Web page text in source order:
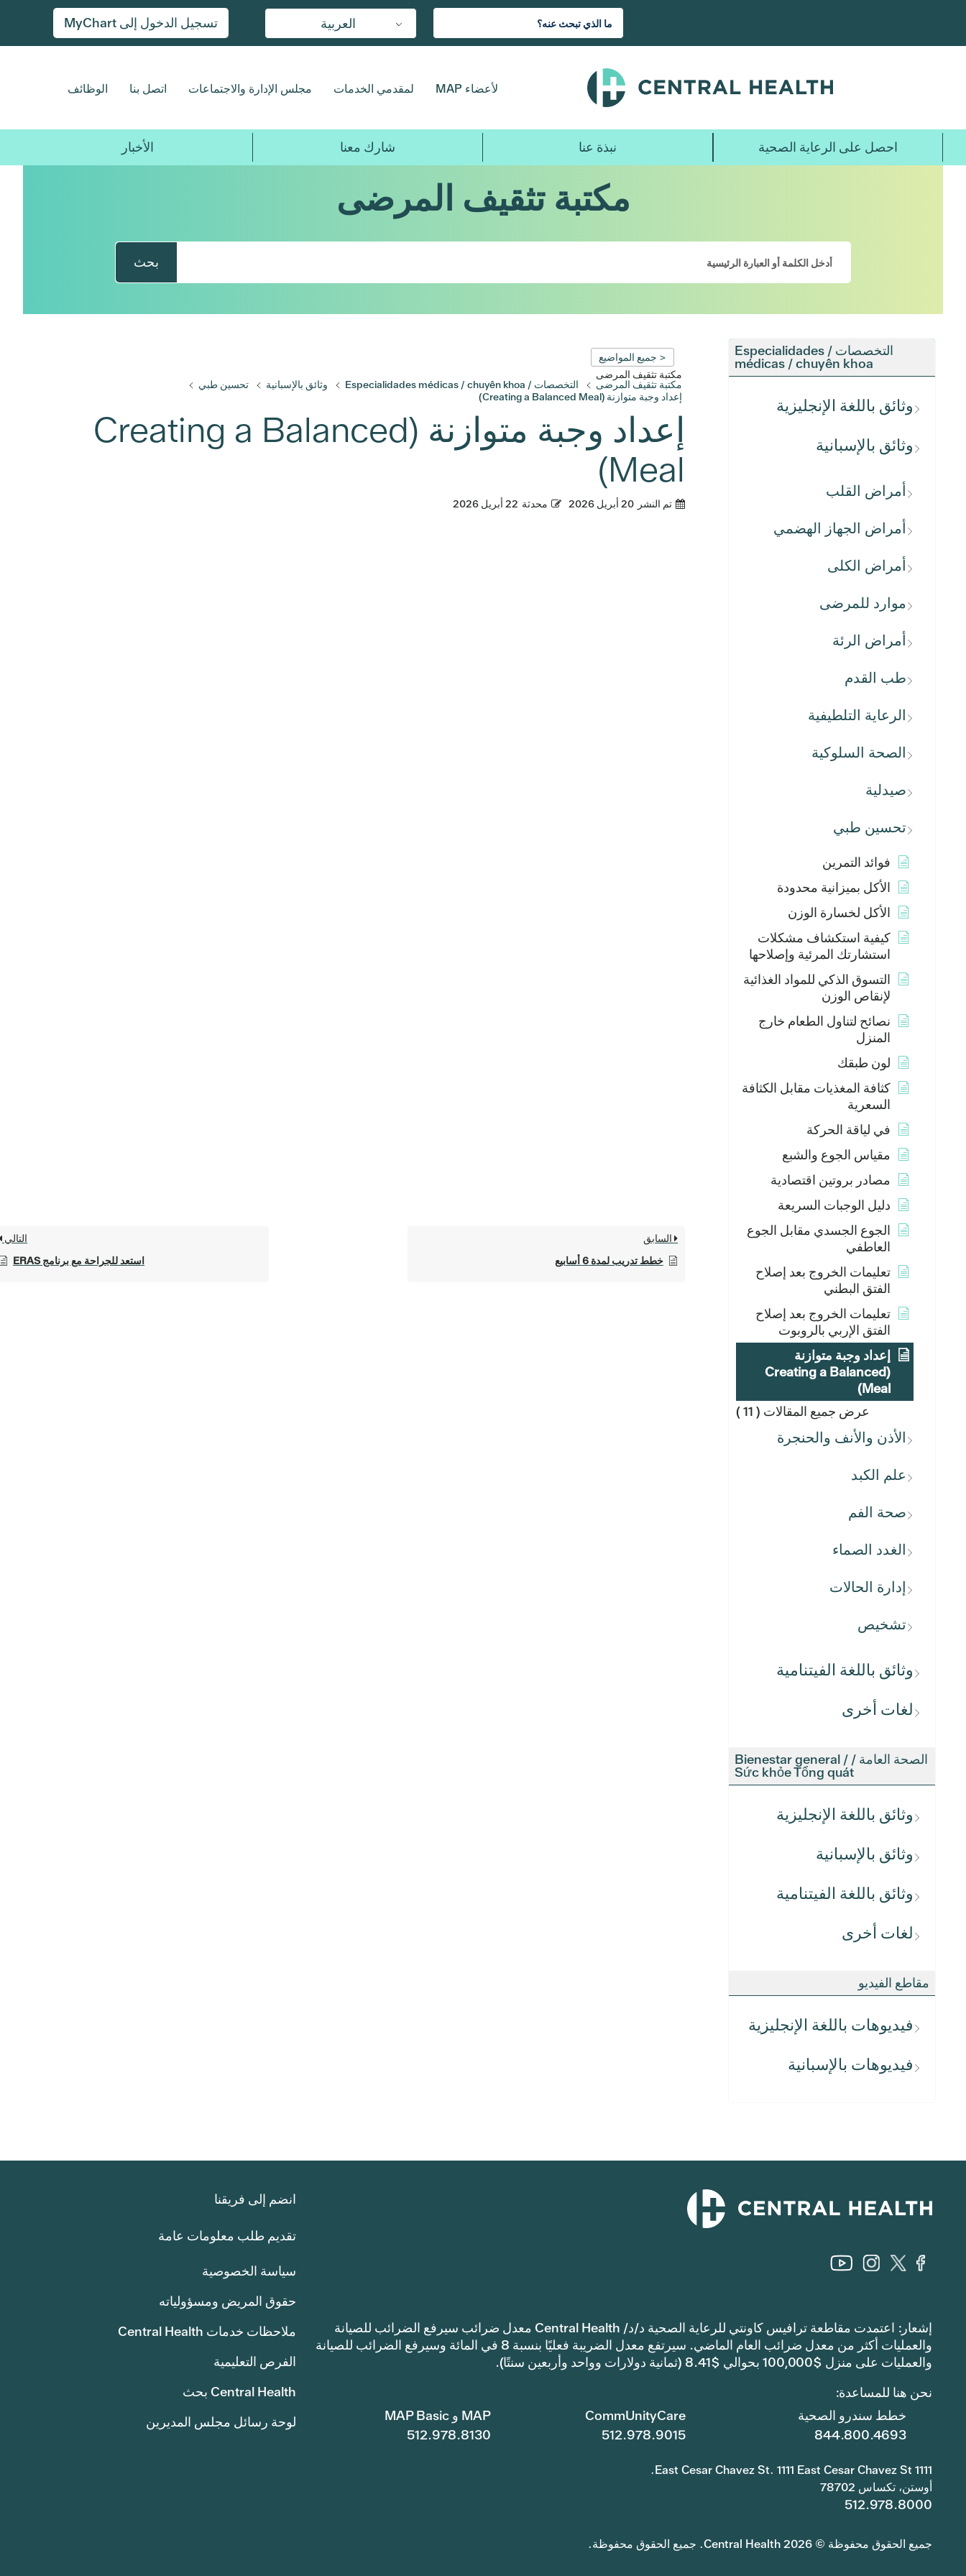
المحتوى
العربية تسجيل الدخول إلى MyChart
لأعضاء MAP لمقدمي الخدمات مجلس الإدارة والاجتماعات اتصل بنا الوظائف
احصل على الرعاية الصحية نبذة عنا شارك معنا الأخبار
مكتبة تثقيف المرضى
بحث
التخصصات / Especialidades
médicas / chuyên khoa
وثائق باللغة الإنجليزية
وثائق بالإسبانية
أمراض القلب
أمراض الجهاز الهضمي
أمراض الكلى
موارد للمرضى
أمراض الرئة
طب القدم
الرعاية التلطيفية
الصحة السلوكية
صيدلية
تحسين طبي
فوائد التمرين
الأكل بميزانية محدودة
الأكل لخسارة الوزن
كيفية استكشاف مشكلات
استشارتك المرئية وإصلاحها
التسوق الذكي للمواد الغذائية
لإنقاص الوزن
نصائح لتناول الطعام خارج
المنزل
لون طبقك
كثافة المغذيات مقابل الكثافة
السعرية
في لياقة الحركة
مقياس الجوع والشبع
مصادر بروتين اقتصادية
دليل الوجبات السريعة
الجوع الجسدي مقابل الجوع
العاطفي
تعليمات الخروج بعد إصلاح
الفتق البطني
تعليمات الخروج بعد إصلاح
الفتق الإربي بالروبوت
إعداد وجبة متوازنة
(Creating a Balanced
Meal)
عرض جميع المقالات ( 11 )
الأذن والأنف والحنجرة
علم الكبد
صحة الفم
الغدد الصماء
إدارة الحالات
تشخيص
وثائق باللغة الفيتنامية
لغات أخرى
الصحة العامة / Bienestar general /
Sức khỏe Tổng quát
وثائق باللغة الإنجليزية
وثائق بالإسبانية
وثائق باللغة الفيتنامية
لغات أخرى
مقاطع الفيديو
فيديوهات باللغة الإنجليزية
فيديوهات بالإسبانية
< جميع المواضيع
مكتبة تثقيف المرضى
مكتبة تثقيف المرضى التخصصات / Especialidades médicas / chuyên khoa وثائق بالإسبانية
تحسين طبي
إعداد وجبة متوازنة (Creating a Balanced Meal)
إعداد وجبة متوازنة (Creating a Balanced
Meal)
تم النشر 20 أبريل 2026 محدثة 22 أبريل 2026
السابق
خطط تدريب لمدة 6 أسابيع
التالي
استعد للجراحة مع برنامج ERAS
إشعار: اعتمدت مقاطعة ترافيس كاونتي للرعاية الصحية د/د/ Central Health معدل ضرائب سيرفع الضرائب للصيانة
والعمليات أكثر من معدل ضرائب العام الماضي. سيرتفع معدل الضريبة فعليًا بنسبة 8 في المائة وسيرفع الضرائب للصيانة
والعمليات على منزل $100,000 بحوالي $8.41 (ثمانية دولارات وواحد وأربعين سنتًا).
نحن هنا للمساعدة:
MAP و MAP Basic
512.978.8130
CommUnityCare
512.978.9015
خطط سندرو الصحية
844.800.4693
1111 East Cesar Chavez St. 1111 East Cesar Chavez St.
أوستن، تكساس 78702
512.978.8000
جميع الحقوق محفوظة © 2026 Central Health. جميع الحقوق محفوظة.
انضم إلى فريقنا
تقديم طلب معلومات عامة
سياسة الخصوصية
حقوق المريض ومسؤولياته
ملاحظات خدمات Central Health
الفرص التعليمية
Central Health بحث
لوحة رسائل مجلس المديرين